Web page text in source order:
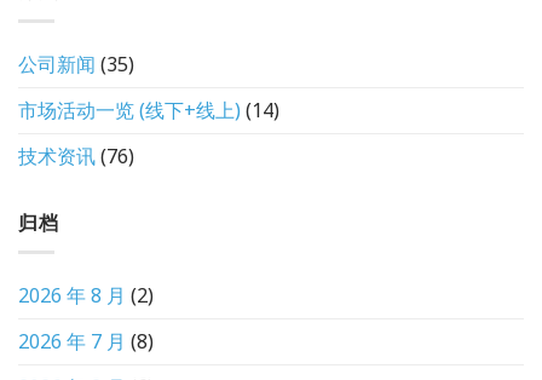
公司新闻 (35)
市场活动一览 (线下+线上) (14)
技术资讯(76)
归档
2026 年 8 月 (2)
2026 年 7 月 (8)